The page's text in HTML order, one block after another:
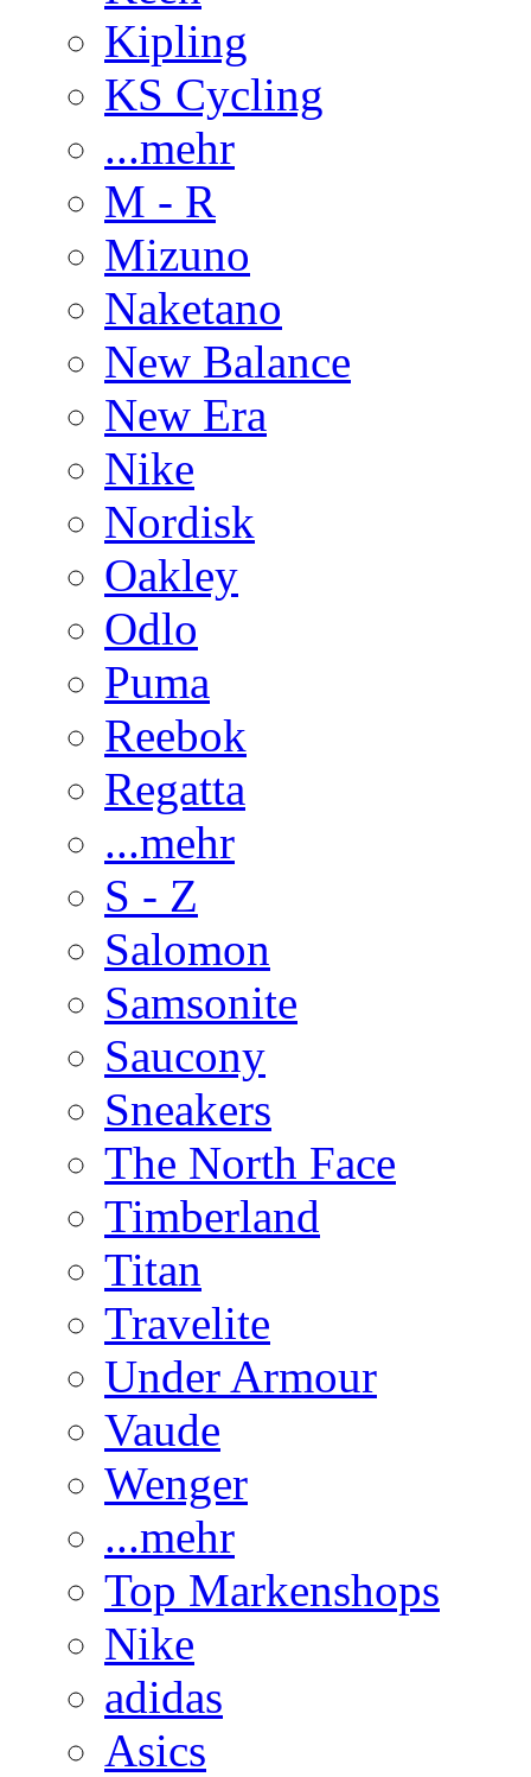
Kipling
KS Cycling
...mehr
M - R
Mizuno
Naketano
New Balance
New Era
Nike
Nordisk
Oakley
Odlo
Puma
Reebok
Regatta
...mehr
S - Z
Salomon
Samsonite
Saucony
Sneakers
The North Face
Timberland
Titan
Travelite
Under Armour
Vaude
Wenger
...mehr
Top Markenshops
Nike
adidas
Asics